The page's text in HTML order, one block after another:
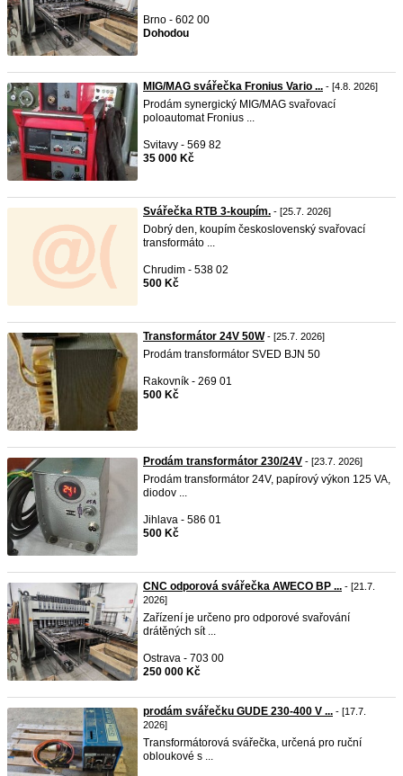
Brno - 602 00
Dohodou
MIG/MAG svářečka Fronius Vario ... - [4.8. 2026]
Prodám synergický MIG/MAG svařovací
poloautomat Fronius ...
Svitavy - 569 82
35 000 Kč
Svářečka RTB 3-koupím. - [25.7. 2026]
Dobrý den, koupím československý svařovací
transformáto ...
Chrudim - 538 02
500 Kč
Transformátor 24V 50W- [25.7. 2026]
Prodám transformátor SVED BJN 50
Rakovník - 269 01
500 Kč
Prodám transformátor 230/24V - [23.7. 2026]
Prodám transformátor 24V, papírový výkon 125 VA,
diodov ...
Jihlava - 586 01
500 Kč
CNC odporová svářečka AWECO BP ... - [21.7.
2026]
Zařízení je určeno pro odporové svařování
drátěných sít ...
Ostrava - 703 00
250 000 Kč
prodám svářečku GUDE 230-400 V ... - [17.7.
2026]
Transformátorová svářečka, určená pro ruční
obloukové s ...